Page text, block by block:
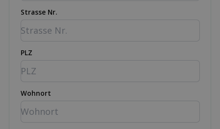
Strasse Nr.
PLZ
Wohnort